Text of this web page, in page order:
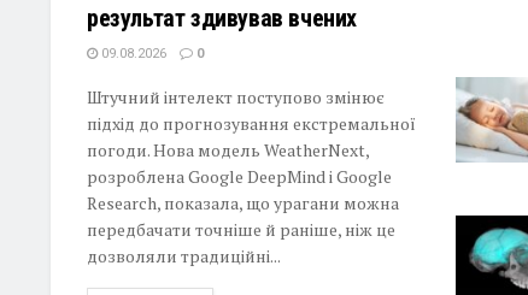
результат здивував вчених
09.08.2026 0
Штучний інтелект поступово змінює
підхід до прогнозування екстремальної
погоди. Нова модель WeatherNext,
розроблена Google DeepMind і Google
Research, показала, що урагани можна
передбачати точніше й раніше, ніж це
дозволяли традиційні...